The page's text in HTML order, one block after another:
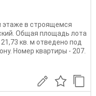
этаже в строящемся
Общая площадь лота
кв. м отведено под
Номер квартиры - 207.